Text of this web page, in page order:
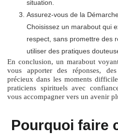
situation.
Assurez-vous de la
Choisissez un marabout qui
respect, sans promettre des
utiliser des pratiques
En conclusion, un marabout
vous apporter des réponses,
précieux dans les moments
praticiens spirituels avec
vous accompagner vers un avenir
Pourquoi faire